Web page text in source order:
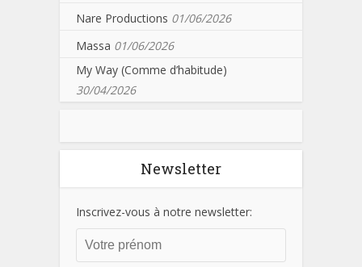
Nare Productions 01/06/2026
Massa 01/06/2026
My Way (Comme d’habitude)
30/04/2026
Newsletter
Inscrivez-vous à notre newsletter: